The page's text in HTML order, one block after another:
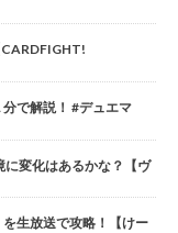
CARDFIGHT!
で解説！ #デュエマ
変化はあるかな？【ヴ
を生放送で攻略！【けー